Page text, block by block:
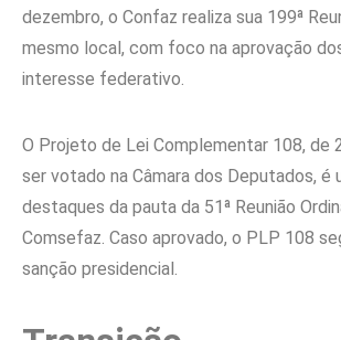
dezembro, o Confaz realiza sua 199ª
mesmo local, com foco na aprovação
interesse federativo.
O Projeto de Lei Complementar 108, de
ser votado na Câmara dos Deputados, é
destaques da pauta da 51ª Reunião
Comsefaz. Caso aprovado, o PLP 108
sanção presidencial.